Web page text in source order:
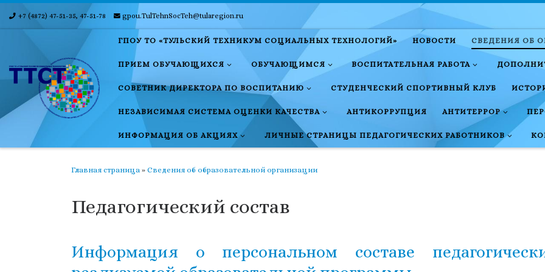
Skip to content
+7 (4872) 47-51-35, 47-51-78 gpou.TulTehnSocTeh@tularegion.ru
ГПОУ ТО «ТУЛЬСКИЙ ТЕХНИКУМ СОЦИАЛЬНЫХ ТЕХНОЛОГИЙ» НОВОСТИ СВЕДЕНИЯ ОБ
ПРИЕМ ОБУЧАЮЩИХСЯ ОБУЧАЮЩИМСЯ ВОСПИТАТЕЛЬНАЯ РАБОТА
СОВЕТНИК ДИРЕКТОРА ПО ВОСПИТАНИЮ СТУДЕНЧЕСКИЙ СПОРТИВНЫЙ КЛУБ
НЕЗАВИСИМАЯ СИСТЕМА ОЦЕНКИ КАЧЕСТВА АНТИКОРРУПЦИЯ АНТИТЕРРОР
ИНФОРМАЦИЯ ОБ АКЦИЯХ ЛИЧНЫЕ СТРАНИЦЫ ПЕДАГОГИЧЕСКИХ РАБОТНИКОВ
Главная страница » Сведения об образовательной организации
Педагогический состав
Информация о персональном составе